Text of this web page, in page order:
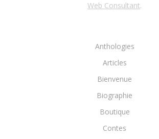
Web Consultant.
Anthologies
Articles
Bienvenue
Biographie
Boutique
Contes